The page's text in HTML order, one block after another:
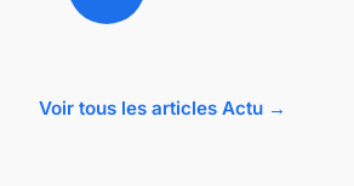
Voir tous les articles Actu →